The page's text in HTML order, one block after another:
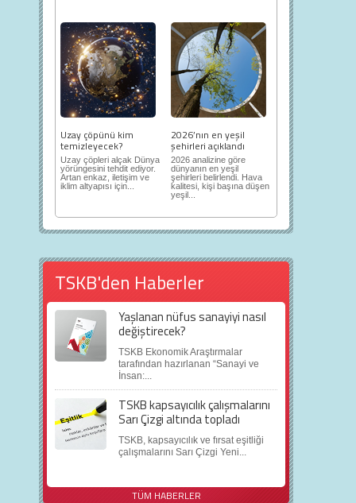
Uzay çöpünü kim
temizleyecek?
Uzay çöpleri alçak Dünya
yörüngesini tehdit ediyor.
Artan enkaz, iletişim ve
iklim altyapısı için...
2026’nın en yeşil
şehirleri açıklandı
2026 analizine göre
dünyanın en yeşil
şehirleri belirlendi. Hava
kalitesi, kişi başına düşen
yeşil...
TSKB'den Haberler
Yaşlanan nüfus sanayiyi nasıl
değiştirecek?
TSKB Ekonomik Araştırmalar
tarafından hazırlanan “Sanayi ve
İnsan:...
TSKB kapsayıcılık çalışmalarını
Sarı Çizgi altında topladı
TSKB, kapsayıcılık ve fırsat eşitliği
çalışmalarını Sarı Çizgi Yeni...
TÜM HABERLER